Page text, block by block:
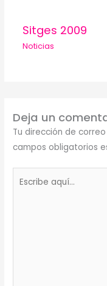
Sitges 2009
Noticias
Deja un
Tu dirección de
campos obligatorios